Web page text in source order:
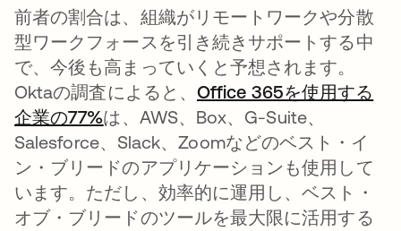
前者の割合は、組織がリモートワークや分散
型ワークフォースを引き続きサポートする中
で、今後も高まっていくと予想されます。
Oktaの調査によると、 Office 365を使用する
企業の77%は、AWS、Box、G-Suite、
Salesforce、Slack、Zoomなどのベスト・イ
ン・ブリードのアプリケーションも使用して
います。ただし、効率的に運用し、ベスト・
オブ・ブリードのツールを最大限に活用する